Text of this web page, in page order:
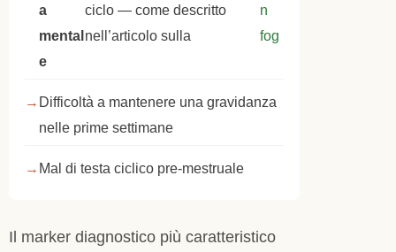
a
mental
e
ciclo — come descritto
nell’articolo sulla
n
fog
Difficoltà a mantenere una gravidanza
nelle prime settimane
Mal di testa ciclico pre-mestruale
Il marker diagnostico più caratteristico